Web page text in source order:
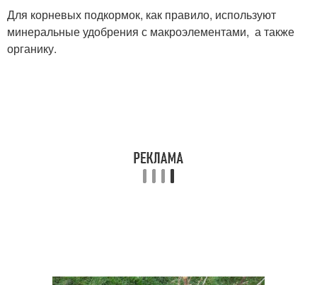
Для корневых подкормок, как правило, используют
минеральные удобрения с макроэлементами, а также
органику.